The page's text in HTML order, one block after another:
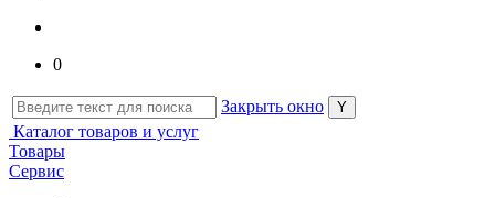
0
Закрыть окно
Каталог товаров и услуг
Товары
Сервис